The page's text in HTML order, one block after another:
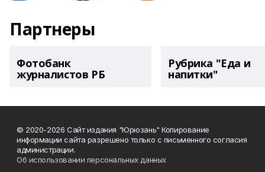
Партнеры
Фотобанк
журналистов РБ
Рубрика "Еда и
напитки"
© 2020-2026 Сайт издания "Юрюзань" Копирование
информации сайта разрешено только с письменного согласия
администрации.
Об использовании персональных данных